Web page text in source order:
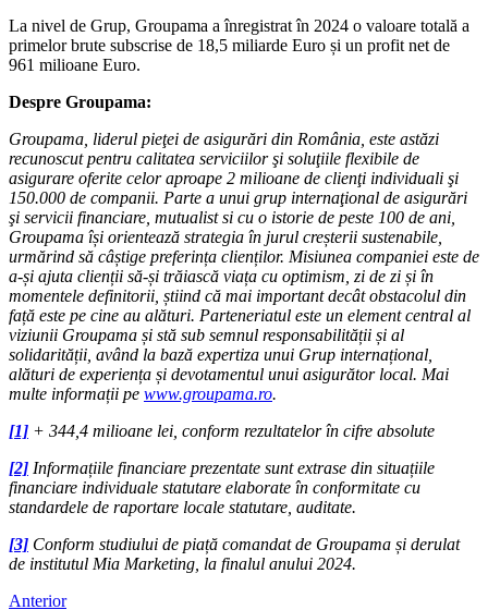
La nivel de Grup, Groupama a înregistrat în 2024 o valoare totală a
primelor brute subscrise de 18,5 miliarde Euro și un profit net de
961 milioane Euro.
Despre Groupama:
Groupama, liderul pieţei de asigurări din România, este astăzi
recunoscut pentru calitatea serviciilor şi soluţiile flexibile de
asigurare oferite celor aproape 2 milioane de clienţi individuali şi
150.000 de companii. Parte a unui grup internaţional de asigurări
şi servicii financiare, mutualist si cu o istorie de peste 100 de ani,
Groupama își orientează strategia în jurul creșterii sustenabile,
urmărind să câștige preferința clienților. Misiunea companiei este de
a-și ajuta clienții să-și trăiască viața cu optimism, zi de zi și în
momentele definitorii, știind că mai important decât obstacolul din
față este pe cine au alături. Parteneriatul este un element central al
viziunii Groupama și stă sub semnul responsabilității și al
solidarității, având la bază expertiza unui Grup internațional,
alături de experiența și devotamentul unui asigurător local. Mai
multe informații pe www.groupama.ro.
[1] + 344,4 milioane lei, conform rezultatelor în cifre absolute
[2] Informațiile financiare prezentate sunt extrase din situațiile
financiare individuale statutare elaborate în conformitate cu
standardele de raportare locale statutare, auditate.
[3] Conform studiului de piață comandat de Groupama și derulat
de institutul Mia Marketing, la finalul anului 2024.
Anterior